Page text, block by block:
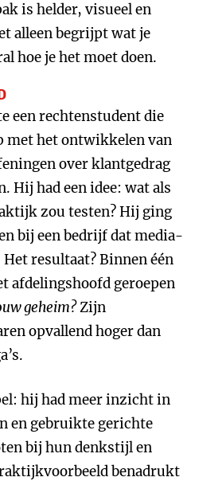
is helder, visueel en
alleen begrijpt wat je
hoe je het moet doen.
een rechtenstudent die
met het ontwikkelen van
over klantgedrag
Hij had een idee: wat als
zou testen? Hij ging
bij een bedrijf dat media-
resultaat? Binnen één
afdelingshoofd geroepen
geheim?Zijn
opvallend hoger dan
hij had meer inzicht in
en gebruikte gerichte
bij hun denkstijl en
benadrukt